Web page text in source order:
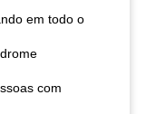
em todo o
com